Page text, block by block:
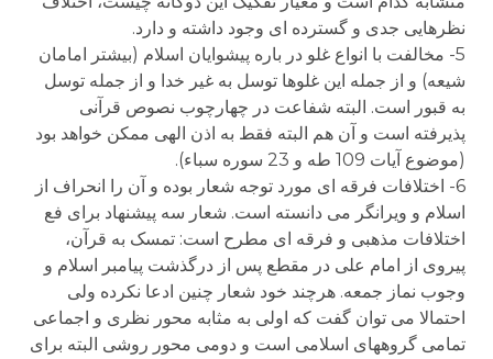
نظرهایی جدی و گسترده ای وجود داشته و دارد.
5- مخالفت با انواع غلو در باره پیشوایان اسلام (بیشتر امامان
شیعه) و از جمله این غلوها توسل به غیر خدا و از جمله توسل
به قبور است. البته شفاعت در چهارچوب نصوص قرآنی
پذیرفته است و آن هم البته فقط به اذن الهی ممکن خواهد بود
(موضوع آیات 109 طه و 23 سوره سباء).
6- اختلافات فرقه ای مورد توجه شعار بوده و آن را انحراف از
اسلام و ویرانگر می دانسته است. شعار سه پیشنهاد برای فع
اختلافات مذهبی و فرقه ای مطرح است: تمسک به قرآن،
پیروی از امام علی در مقطع پس از درگذشت پیامبر اسلام و
وجوب نماز جمعه. هرچند خود شعار چنین ادعا نکرده ولی
احتمالا می توان گفت که اولی به مثابه محور نظری و اجماعی
تمامی گروههای اسلامی است و دومی محور روشی البته برای